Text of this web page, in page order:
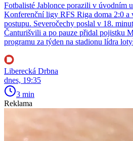
Fotbalisté Jablonce porazili v úvodním
Konferenční ligy RFS Riga doma 2:0 a
postupu. Severočechy poslal v 18.
Čanturišvili a po pauze přidal pojistku
programu za týden na stadionu lídra
Liberecká Drbna
dnes, 19:35
3 min
Reklama